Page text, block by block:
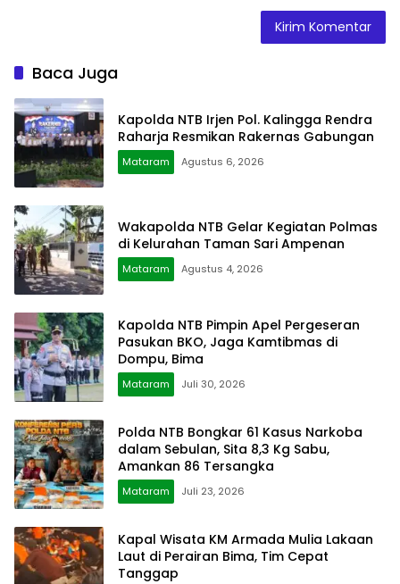
Baca Juga
Kapolda NTB Irjen Pol. Kalingga Rendra
Raharja Resmikan Rakernas Gabungan
Mataram Agustus 6, 2026
Wakapolda NTB Gelar Kegiatan Polmas
di Kelurahan Taman Sari Ampenan
Mataram Agustus 4, 2026
Kapolda NTB Pimpin Apel Pergeseran
Pasukan BKO, Jaga Kamtibmas di
Dompu, Bima
Mataram Juli 30, 2026
Polda NTB Bongkar 61 Kasus Narkoba
dalam Sebulan, Sita 8,3 Kg Sabu,
Amankan 86 Tersangka
Mataram Juli 23, 2026
Kapal Wisata KM Armada Mulia Lakaan
Laut di Perairan Bima, Tim Cepat
Tanggap